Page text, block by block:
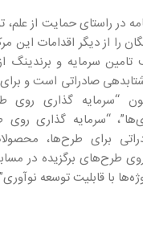
انعقاد ۸ تفاهم‌نامه در راستای
را از دیگر اقدامات این
سرمایه و برندینگ
صادراتی است و
“سرمایه گذاری روی
“سرمایه گذاری
برای طرح‌ها،
روی طرح‌های برگزیده در
با قابلیت توسعه